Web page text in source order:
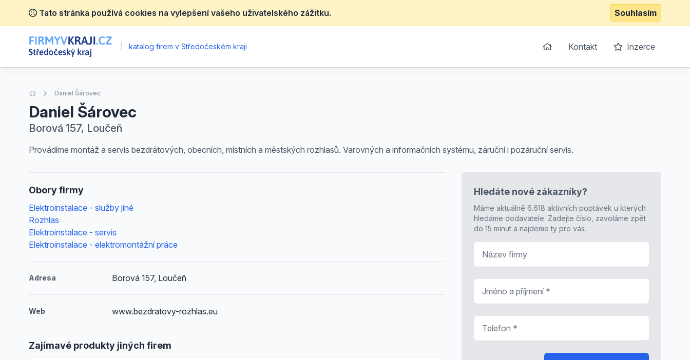
Tato stránka používá cookies na vylepšení vašeho uživatelského zážitku. Souhlasím
katalog firem v Středočeském kraji Kontakt Inzerce
Úvodní stránka
Daniel Šárovec
Daniel Šárovec
Borová 157, Loučeň
Provádíme montáž a servis bezdrátových, obecních, místních a městských rozhlasů. Varovných a informačních systému, záruční i pozáruční servis.
Obory firmy
Elektroinstalace - služby jiné
Rozhlas
Elektroinstalace - servis
Elektroinstalace - elektromontážní práce
Adresa Borová 157, Loučeň
Web www.bezdratovy-rozhlas.eu
Zajímavé produkty jiných firem
Hledáte nové zákazníky?
Máme aktuálně 6.618 aktivních poptávek u kterých
hledáme dodavatele. Zadejte číslo, zavoláme zpět
do 15 minut a najdeme ty pro vás.